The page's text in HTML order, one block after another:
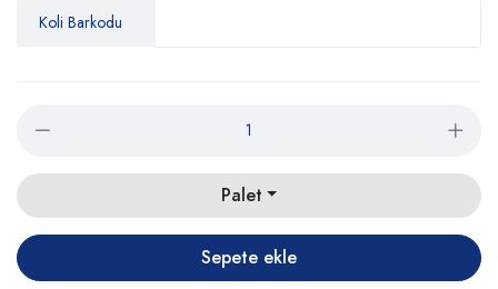
Koli Barkodu
Palet
Sepete ekle